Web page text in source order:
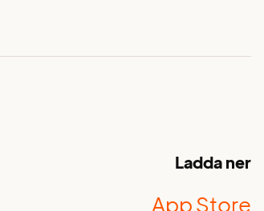
Ladda ner
App Store